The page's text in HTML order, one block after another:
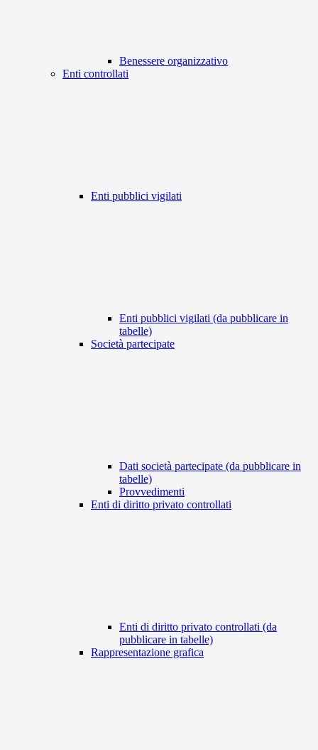
Benessere organizzativo
Enti controllati
Enti pubblici vigilati
Enti pubblici vigilati (da pubblicare in
tabelle)
Società partecipate
Dati società partecipate (da pubblicare in
tabelle)
Provvedimenti
Enti di diritto privato controllati
Enti di diritto privato controllati (da
pubblicare in tabelle)
Rappresentazione grafica